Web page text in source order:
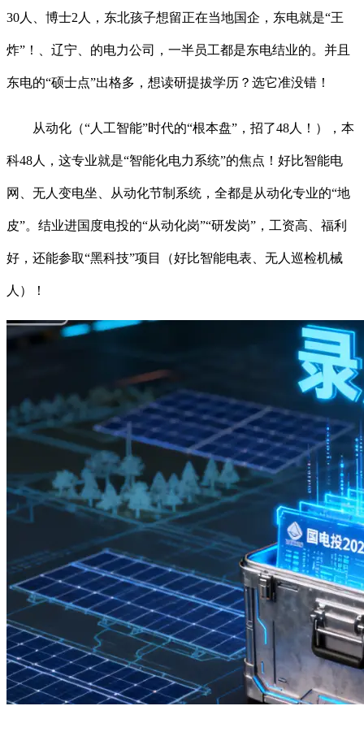
30人、博士2人，东北孩子想留正在当地国企，东电就是“王
炸”！、辽宁、的电力公司，一半员工都是东电结业的。并且
东电的“硕士点”出格多，想读研提拔学历？选它准没错！
从动化（“人工智能”时代的“根本盘”，招了48人！），本
科48人，这专业就是“智能化电力系统”的焦点！好比智能电
网、无人变电坐、从动化节制系统，全都是从动化专业的“地
皮”。结业进国度电投的“从动化岗”“研发岗”，工资高、福利
好，还能参取“黑科技”项目（好比智能电表、无人巡检机械
人）！